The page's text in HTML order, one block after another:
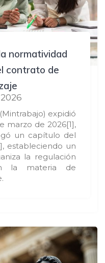
normatividad
contrato de
expidió
marzo de 2026[1],
un capítulo del
estableciendo un
la regulación
la materia de